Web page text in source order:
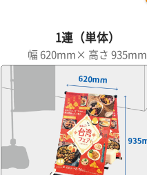
1連（単体）
幅 620mm× 高さ 935mm